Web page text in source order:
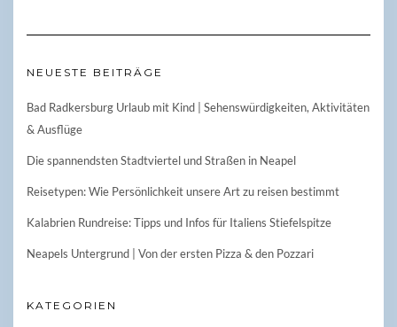
NEUESTE BEITRÄGE
Bad Radkersburg Urlaub mit Kind | Sehenswürdigkeiten, Aktivitäten
& Ausflüge
Die spannendsten Stadtviertel und Straßen in Neapel
Reisetypen: Wie Persönlichkeit unsere Art zu reisen bestimmt
Kalabrien Rundreise: Tipps und Infos für Italiens Stiefelspitze
Neapels Untergrund | Von der ersten Pizza & den Pozzari
KATEGORIEN